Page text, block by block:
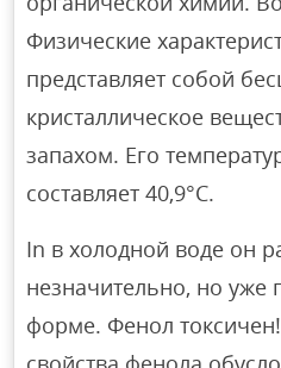
Физические
представляет собой
кристаллическое
запахом. Его
составляет 40,9°C.
In в холодной воде он
незначительно, но уже
форме. Фенол